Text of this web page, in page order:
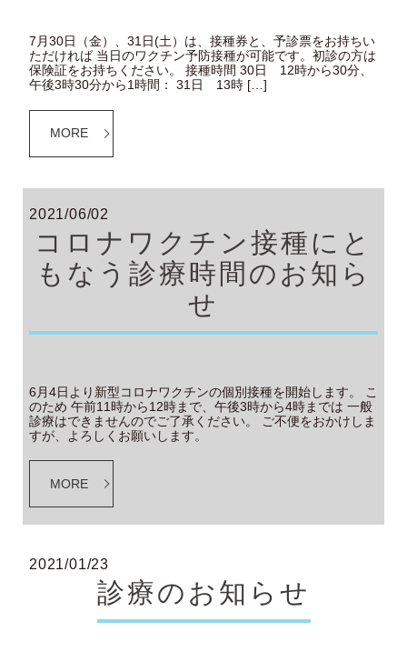
7月30日（金）、31日(土）は、接種券と、予診票をお持ちい
ただければ 当日のワクチン予防接種が可能です。初診の方は
保険証をお持ちください。 接種時間 30日 12時から30分、
午後3時30分から1時間： 31日 13時 […]
MORE
2021/06/02
コロナワクチン接種にと
もなう診療時間のお知ら
せ
6月4日より新型コロナワクチンの個別接種を開始します。 こ
のため 午前11時から12時まで、午後3時から4時までは 一般
診療はできませんのでご了承ください。 ご不便をおかけしま
すが、よろしくお願いします。
MORE
2021/01/23
診療のお知らせ